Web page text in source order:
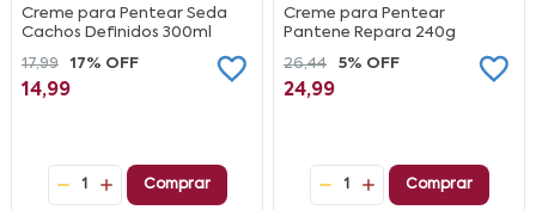
Creme para Pentear Seda
Cachos Definidos 300ml
17,99
17% OFF
14,99
1 Comprar
Creme para Pentear
Pantene Repara 240g
26,44
5% OFF
24,99
1 Comprar